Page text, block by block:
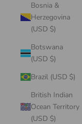
Bosnia &
Herzegovina
(USD $)
Botswana
(USD $)
Brazil (USD $)
British Indian
Ocean Territory
(USD $)